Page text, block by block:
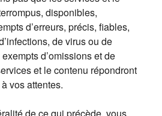
disponibles,
d’erreurs, précis, fiables,
de virus ou de
d’omissions et de
et le contenu répondront
vos attentes.